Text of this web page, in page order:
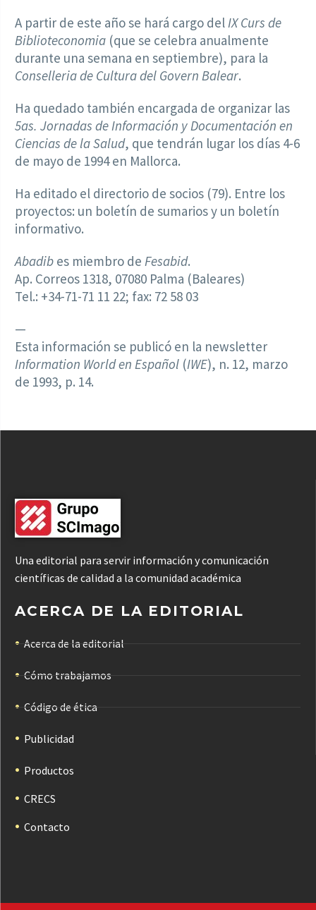
A partir de este año se hará cargo delIX Curs de
Biblioteconomia (que se celebra anualmente
durante una semana en septiembre), para la
Conselleria de Cultura del Govern Balear.
Ha quedado también encargada de organizar las
5as. Jornadas de Información y Documentación en
Ciencias de la Salud, que tendrán lugar los días 4-6
de mayo de 1994 en Mallorca.
Ha editado el directorio de socios (79). Entre los
proyectos: un boletín de sumarios y un boletín
informativo.
Abadib es miembro de Fesabid.
Ap. Correos 1318, 07080 Palma (Baleares)
Tel.: +34-71-71 11 22; fax: 72 58 03
—
Esta información se publicó en la newsletter
Information World en Español (IWE), n. 12, marzo
de 1993, p. 14.
Una editorial para servir información y comunicación
científicas de calidad a la comunidad académica
ACERCA DE LA EDITORIAL
Acerca de la editorial
Cómo trabajamos
Código de ética
Publicidad
Productos
CRECS
Contacto